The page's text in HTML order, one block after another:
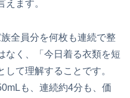
ます。
全員分を何枚も連続で整
なく、「今日着る衣類を短
て理解することです。
も、連続約4分も、価